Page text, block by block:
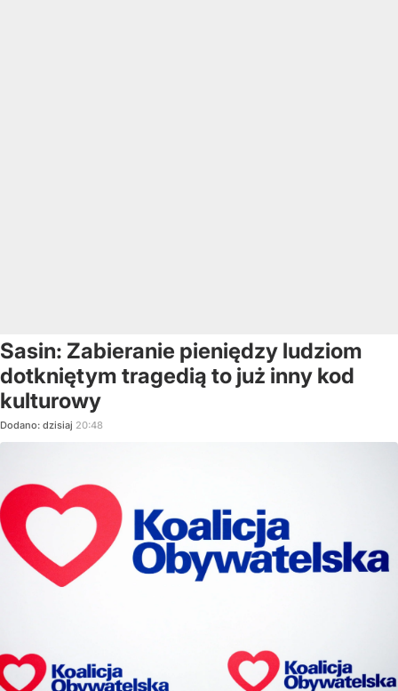
Sasin: Zabieranie pieniędzy ludziom
dotkniętym tragedią to już inny kod
kulturowy
Dodano: dzisiaj 20:48